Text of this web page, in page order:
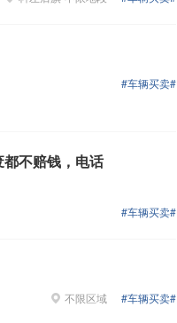
#车辆买卖#
不赔钱，电话
#车辆买卖#
不限区域 #车辆买卖#